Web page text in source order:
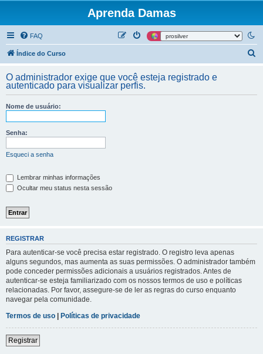
Aprenda Damas
FAQ
Índice do Curso
q
O administrador exige que você esteja registrado e
autenticado para visualizar perfis.
Nome de usuário:
Senha:
Esqueci a senha
Lembrar minhas informações
Ocultar meu status nesta sessão
REGISTRAR
Para autenticar-se você precisa estar registrado. O registro leva apenas
alguns segundos, mas aumenta as suas permissões. O administrador também
pode conceder permissões adicionais a usuários registrados. Antes de
autenticar-se esteja familiarizado com os nossos termos de uso e políticas
relacionadas. Por favor, assegure-se de ler as regras do curso enquanto
navegar pela comunidade.
Termos de uso | Políticas de privacidade
Registrar